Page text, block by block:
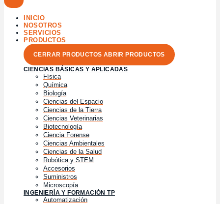
INICIO
NOSOTROS
SERVICIOS
PRODUCTOS
CERRAR PRODUCTOS ABRIR PRODUCTOS
CIENCIAS BÁSICAS Y APLICADAS
Física
Química
Biología
Ciencias del Espacio
Ciencias de la Tierra
Ciencias Veterinarias
Biotecnología
Ciencia Forense
Ciencias Ambientales
Ciencias de la Salud
Robótica y STEM
Accesorios
Suministros
Microscopía
INGENIERÍA Y FORMACIÓN TP
Automatización